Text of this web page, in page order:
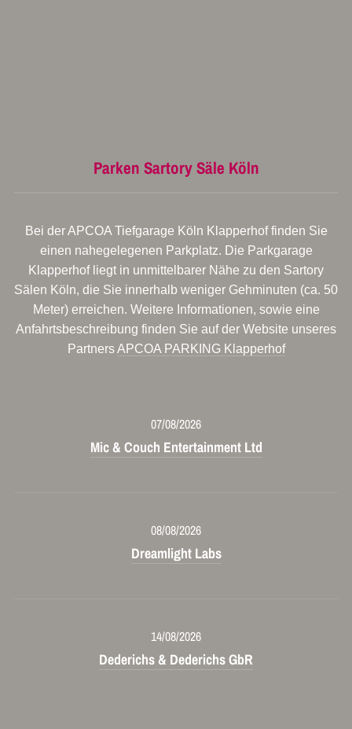
Parken Sartory Säle Köln
Bei der APCOA Tiefgarage Köln Klapperhof finden Sie
einen nahegelegenen Parkplatz. Die Parkgarage
Klapperhof liegt in unmittelbarer Nähe zu den Sartory
Sälen Köln, die Sie innerhalb weniger Gehminuten (ca. 50
Meter) erreichen. Weitere Informationen, sowie eine
Anfahrtsbeschreibung finden Sie auf der Website unseres
PartnersAPCOA PARKING Klapperhof
07/08/2026
Mic & Couch Entertainment Ltd
08/08/2026
Dreamlight Labs
14/08/2026
Dederichs & Dederichs GbR